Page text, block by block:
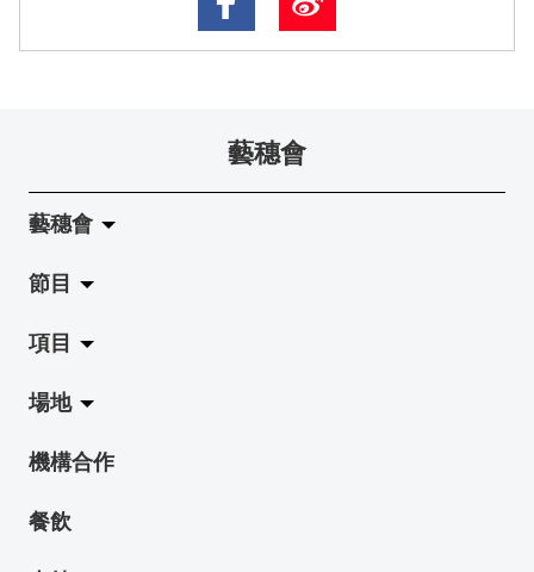
藝穗會
藝穗會
關於藝穗會
藝穗會的演化
使命與宗旨
藝穗會架構
檔案庫
節目
拉闊
展覽
演出
活動
項目
Jazz-Go-Central, Jazz-Go-Fringe
LPL
2015-16 藝術場地資助計劃
場地
陳麗玲畫廊
奶庫
機構合作
餐飲